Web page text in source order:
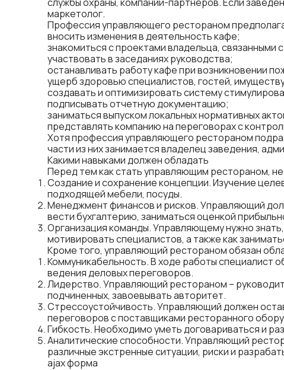
маркетолог.
Профессия управляющего рестораном
вносить изменения в деятельность кафе;
знакомиться с проектами владельца,
участвовать в заседаниях руководства;
останавливать работу кафе при возникновении
ущерб здоровью специалистов, гостей,
создавать и оптимизировать систему
подписывать отчетную документацию;
заниматься выпуском локальных нормативных
представлять компанию на переговорах с
Хотя профессия управляющего рестораном
части из них занимается владелец заведения,
Какими навыками должен обладать
Перед тем как стать управляющим рестораном,
Создание и сохранение концепции. Изучение
подходящей мебели, посуды.
Менеджмент финансов и рисков. Управляющий
вести бухгалтерию, заниматься оценкой
Организация команды. Управляющему нужно
мотивировать специалистов, а также как
Кроме того, управляющий рестораном обязан
Коммуникабельность. В ходе работы специалист
ведения деловых переговоров.
Лидерство. Управляющий рестораном –
подчиненных, завоевывать авторитет.
Стрессоустойчивость. Управляющий должен
переговоров с поставщиками ресторанного
Гибкость. Необходимо уметь договариваться и
Аналитические способности. Управляющий
различные экстренные ситуации, риски и
ajax форма